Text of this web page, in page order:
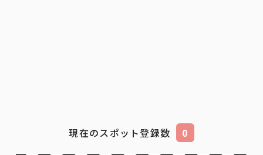
現在のスポット登録数 0